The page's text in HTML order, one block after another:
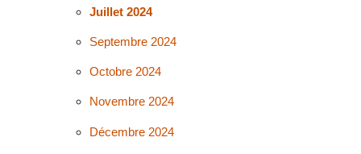
Juillet 2024
Septembre 2024
Octobre 2024
Novembre 2024
Décembre 2024